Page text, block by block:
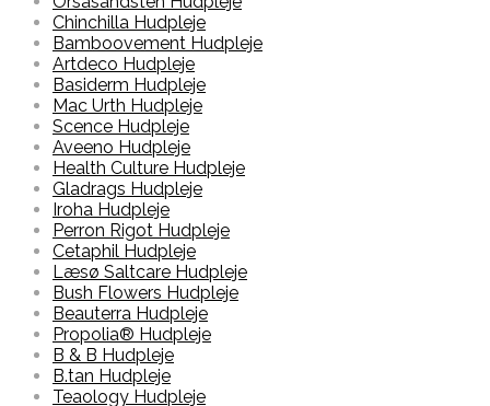
Chinchilla Hudpleje
Bamboovement Hudpleje
Artdeco Hudpleje
Basiderm Hudpleje
Mac Urth Hudpleje
Scence Hudpleje
Aveeno Hudpleje
Health Culture Hudpleje
Gladrags Hudpleje
Iroha Hudpleje
Perron Rigot Hudpleje
Cetaphil Hudpleje
Læsø Saltcare Hudpleje
Bush Flowers Hudpleje
Beauterra Hudpleje
Propolia® Hudpleje
B & B Hudpleje
B.tan Hudpleje
Teaology Hudpleje